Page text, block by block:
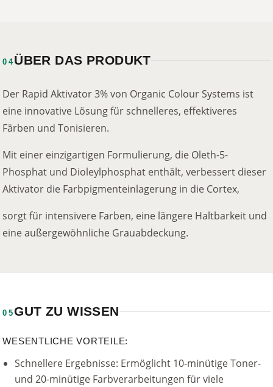
04ÜBER DAS PRODUKT
Der Rapid Aktivator 3% von Organic Colour Systems ist
eine innovative Lösung für schnelleres, effektiveres
Färben und Tonisieren.
Mit einer einzigartigen Formulierung, die Oleth-5-
Phosphat und Dioleylphosphat enthält, verbessert dieser
Aktivator die Farbpigmenteinlagerung in die Cortex,
sorgt für intensivere Farben, eine längere Haltbarkeit und
eine außergewöhnliche Grauabdeckung.
05GUT ZU WISSEN
WESENTLICHE VORTEILE:
Schnellere Ergebnisse: Ermöglicht 10-minütige Toner-
und 20-minütige Farbverarbeitungen für viele